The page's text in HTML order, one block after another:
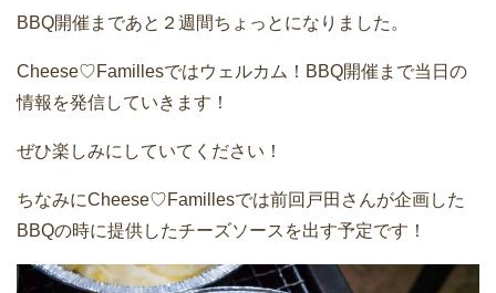
BBQ開催まであと２週間ちょっとになりました。
Cheese♡Famillesではウェルカム！BBQ開催まで当日の
情報を発信していきます！
ぜひ楽しみにしていてください！
ちなみにCheese♡Famillesでは前回戸田さんが企画した
BBQの時に提供したチーズソースを出す予定です！